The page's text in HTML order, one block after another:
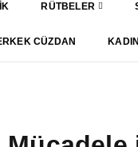
RÜTBELER
CÜZDAN